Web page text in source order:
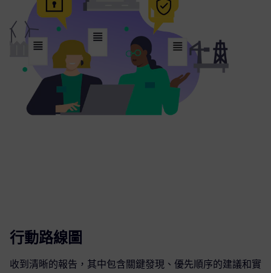
行動路線圖
收到清晰的報告，其中包含關鍵發現、優先順序的建議和實